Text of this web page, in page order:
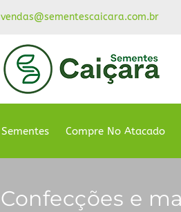
vendas@sementescaicara.com.br
Sementes Compre No Atacado
Confecções e